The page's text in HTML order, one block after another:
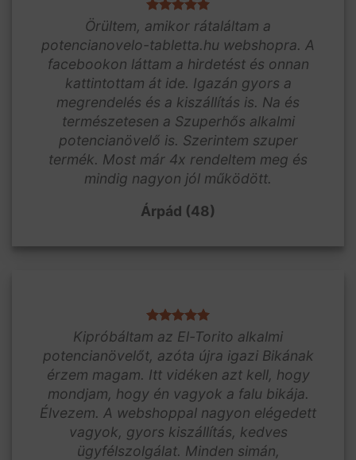
Örültem, amikor rátaláltam a
potencianovelo-tabletta.hu webshopra. A
facebookon láttam a hirdetést és onnan
kattintottam át ide. Igazán gyors a
megrendelés és a kiszállítás is. Na és
természetesen a Szuperhős alkalmi
potencianövelő is. Szerintem szuper
termék. Most már 4x rendeltem meg és
mindig nagyon jól működött.
Árpád (48)
Kipróbáltam az El-Torito alkalmi
potencianövelőt, azóta újra igazi Bikának
érzem magam. Itt vidéken azt kell, hogy
mondjam, hogy én vagyok a falu bikája.
Élvezem. A webshoppal nagyon elégedett
vagyok, gyors kiszállítás, kedves
ügyfélszolgálat. Minden simán,